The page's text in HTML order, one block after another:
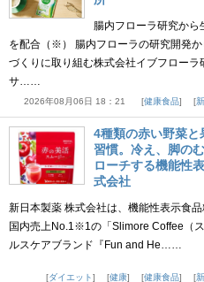
腸内フローラ研究か
を配合（※） 腸内フローラの研究開発
づくりに取り組む株式会社イブフロー
サ……
2026年08月06日 18：21 健康食品
4種類の赤い野菜
習慣。冷え、脚の
ローチする機能性
式会社
新日本製薬 株式会社は、機能性表示食
国内売上No.1※1の「Slimore Coffee（
ルスケアブランド『Fun and He……
ダイエット
健康 健康食品